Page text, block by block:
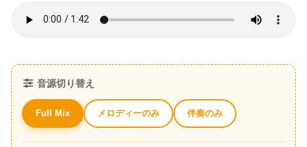
音源切り替え
Full Mix メロディーのみ 伴奏のみ